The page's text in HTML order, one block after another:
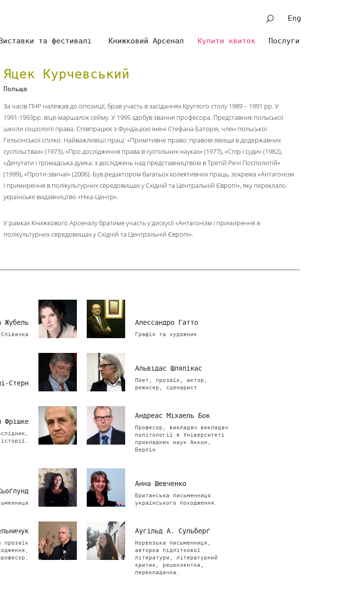
Eng
та фестивалі Книжковий Арсенал Послуги
Купити квиток
Яцек Курчевський
Польща
За часів ПНР належав до опозиції, брав участь в засіданнях Круглого столу 1989 – 1991 рр. У
1991-1993рр. віце-маршалок сейму. У 1995 здобув звання професора. Представник польської
школи соціології права. Співпрацює з Фундацією імені Стефана Баторія, член польської
Гельсінської спілки. Найважливіші праці: «Примітивне право: правові явища в додержавних
суспільствах» (1973), «Про дослідження права в суспільних науках» (1977), «Спір і суди» (1982),
«Депутати і громадська думка: з досліджень над представництвом в Третій Речі Посполитій»
(1999), «Проти-звичаї» (2006). Був редактором багатьох колективних праць, зокрема «Антагонізм
і примирення в полікультурних середовищах у Східній та Центральній Європі», яку переклало
українське видавництво «Ніка-Центр».
У рамках Книжкового Арсеналу братиме участь у дискусії «Антагонізм і примирення в
полікультурних середовищах у Східній та Центральній Європі».
Жубель
Співачка
Алессандро Гатто
Графік та художник
Стерн
Альвідас Шляпікас
Поет, прозаїк, актор,
режисер, сценарист
Фрішке
Андреас Міхаель Бок
Професор, викладач викладач
політології в Університеті
прикладних наук Аккон,
Берлін
Анна Шевченко
Британська письменниця
українського походження.
прозаїк
Аугільд А. Сульберґ
Норвезька письменниця,
авторка підліткової
літератури, літературний
критик, рецензентка,
перекладачка.